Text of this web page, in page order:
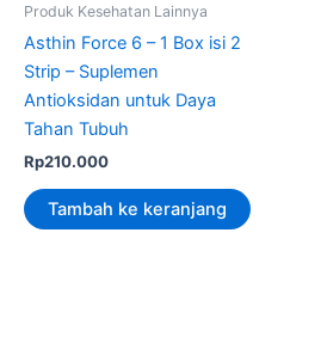
Produk Kesehatan Lainnya
Asthin Force 6 – 1 Box isi 2
Strip – Suplemen
Antioksidan untuk Daya
Tahan Tubuh
Rp210.000
Tambah ke keranjang